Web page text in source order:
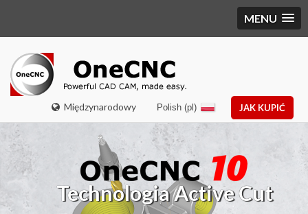
MENU
Międzynarodowy JAK KUPIĆ
Polish (pl)
Technologia Active Cut